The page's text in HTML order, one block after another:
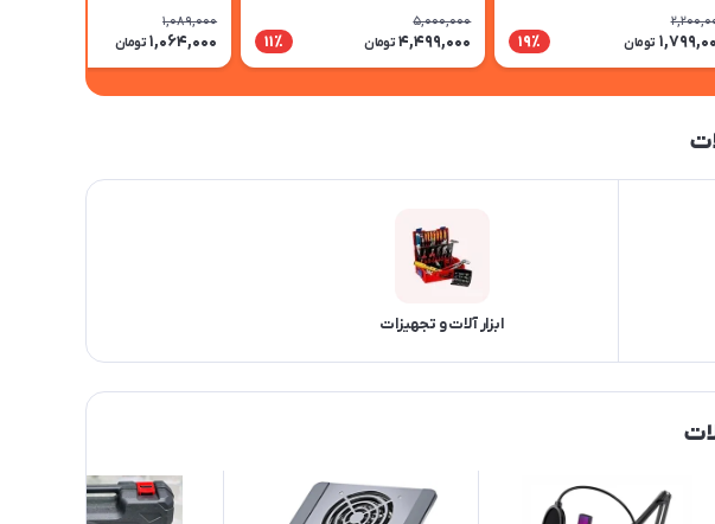
تومان 19٪
5,000,000
4,499,000 تومان 11٪
1,089,000
1,064,000 تومان
ابزار آلات و تجهیزات